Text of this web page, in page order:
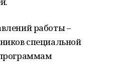
работы –
специальной